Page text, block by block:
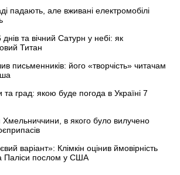
падають, але вживані електромобілі
та вічний Сатурн у небі: як
Титан
письменників: його «творчість» читачам
град: якою буде погода в Україні 7
в якого було вилучено
варіант»: Клімкін оцінив ймовірність
Паліси послом у США